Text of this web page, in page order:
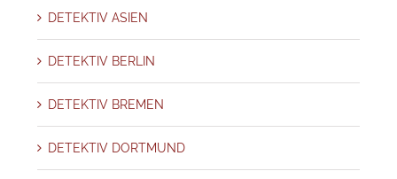
DETEKTIV ASIEN
DETEKTIV BERLIN
DETEKTIV BREMEN
DETEKTIV DORTMUND